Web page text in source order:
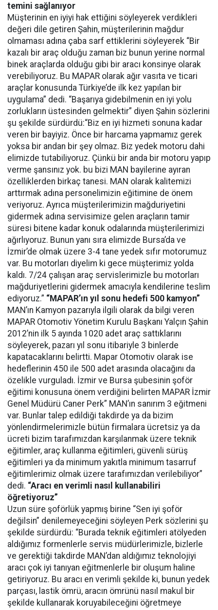
temini sağlanıyor
Müşterinin en iyiyi hak ettiğini söyleyerek verdikleri
değeri dile getiren Şahin, müşterilerinin mağdur
olmaması adına çaba sarf ettiklerini söyleyerek “Bir
kazalı bir araç olduğu zaman biz bunun yerine normal
binek araçlarda olduğu gibi bir aracı konsinye olarak
verebiliyoruz. Bu MAPAR olarak ağır vasıta ve ticari
araçlar konusunda Türkiye’de ilk kez yapılan bir
uygulama” dedi. “Başarıya gidebilmenin en iyi yolu
zorlukların üstesinden gelmektir” diyen Şahin sözlerini
şu şekilde sürdürdü:“Biz en iyi hizmeti sonuna kadar
veren bir bayiyiz. Önce bir harcama yapmamız gerek
yoksa bir andan bir şey olmaz. Biz yedek motoru dahi
elimizde tutabiliyoruz. Çünkü bir anda bir motoru yapıp
verme şansınız yok. bu bizi MAN bayilerine ayıran
özelliklerden birkaç tanesi. MAN olarak kalitemizi
arttırmak adına personelimizin eğitimine de önem
veriyoruz. Ayrıca müşterilerimizin mağduriyetini
gidermek adına servisimize gelen araçların tamir
süresi bitene kadar konuk odalarında müşterilerimizi
ağırlıyoruz. Bunun yanı sıra elimizde Bursa’da ve
İzmir’de olmak üzere 3-4 tane yedek sıfır motorumuz
var. Bu motorları diyelim ki gece müşterimiz yolda
kaldı. 7/24 çalışan araç servislerimizle bu motorları
mağduriyetlerini gidermek amacıyla kendilerine teslim
ediyoruz.” “MAPAR’ın yıl sonu hedefi 500 kamyon”
MAN’ın Kamyon pazarıyla ilgili olarak da bilgi veren
MAPAR Otomotiv Yönetim Kurulu Başkanı Yalçın Şahin
2012’nin ilk 5 ayında 1020 adet araç sattıklarını
söyleyerek, pazarı yıl sonu itibariyle 3 binlerde
kapatacaklarını belirtti. Mapar Otomotiv olarak ise
hedeflerinin 450 ile 500 adet arasında olacağını da
özelikle vurguladı. İzmir ve Bursa şubesinin şoför
eğitimi konusuna önem verdiğini belirten MAPAR İzmir
Genel Müdürü Caner Perk” MAN’ın sanırım 3 eğitmeni
var. Bunlar talep edildiği takdirde ya da bizim
yönlendirmelerimizle bütün firmalara ücretsiz ya da
ücreti bizim tarafımızdan karşılanmak üzere teknik
eğitimler, araç kullanma eğitimleri, güvenli sürüş
eğitimleri ya da minimum yakıtla minimum tasarruf
eğitimlerimiz olmak üzere tarafımızdan verilebiliyor”
dedi. “Aracı en verimli nasıl kullanabiliri
öğretiyoruz”
Uzun süre şoförlük yapmış birine “Sen iyi şoför
değilsin” denilemeyeceğini söyleyen Perk sözlerini şu
şekilde sürdürdü: “Burada teknik eğitimleri atölyeden
aldığımız formenlerle servis müdürlerimizle, bizlerle
ve gerektiği takdirde MAN’dan aldığımız teknolojiyi
aracı çok iyi tanıyan eğitmenlerle bir oluşum haline
getiriyoruz. Bu aracı en verimli şekilde ki, bunun yedek
parçası, lastik ömrü, aracın ömrünü nasıl makul bir
şekilde kullanarak koruyabileceğini öğretmeye